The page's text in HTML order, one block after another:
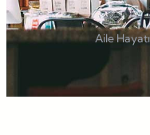
Aile Hayatı